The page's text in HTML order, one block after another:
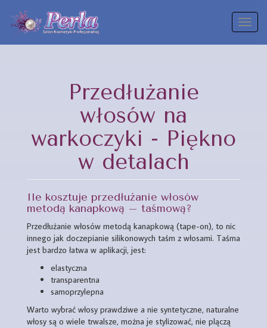
Przedłużanie
włosów na
warkoczyki - Piękno
w detalach
Ile kosztuje przedłużanie włosów
metodą kanapkową – taśmową?
Przedłużanie włosów metodą kanapkową (tape-on), to nic
innego jak doczepianie silikonowych taśm z włosami. Taśma
jest bardzo łatwa w aplikacji, jest:
elastyczna
transparentna
samoprzylepna
Warto wybrać włosy prawdziwe a nie syntetyczne, naturalne
włosy są o wiele trwalsze, można je stylizować, nie plączą